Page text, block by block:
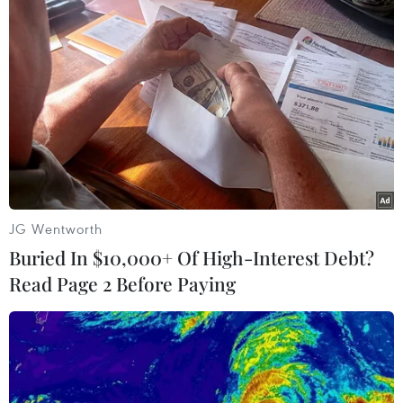
#Donald Trump #chống vũ khí hóa
Mỹ
JG Wentworth
Buried In $10,000+ Of High-Interest Debt?
Read Page 2 Before Paying